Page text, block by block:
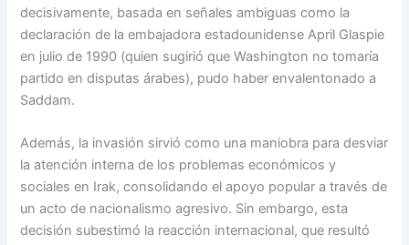
decisivamente, basada en señales ambiguas como la
declaración de la embajadora estadounidense April Glaspie
en julio de 1990 (quien sugirió que Washington no tomaría
partido en disputas árabes), pudo haber envalentonado a
Saddam.
Además, la invasión sirvió como una maniobra para desviar
la atención interna de los problemas económicos y
sociales en Irak, consolidando el apoyo popular a través de
un acto de nacionalismo agresivo. Sin embargo, esta
decisión subestimó la reacción internacional, que resultó